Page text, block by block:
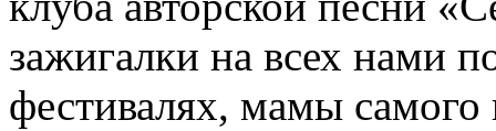
зажигалки на всех нами
фестивалях, мамы самого